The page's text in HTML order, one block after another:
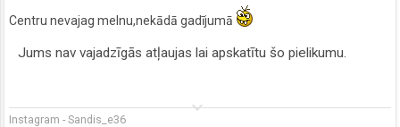
Centru nevajag melnu,nekādā gadījumā
Jums nav vajadzīgās atļaujas lai apskatītu šo pielikumu.
keyboard_arrow_down
Instagram - Sandis_e36